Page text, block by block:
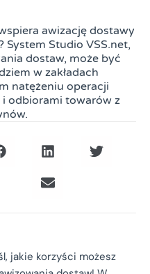
awizację dostawy
System Studio VSS.net,
dostaw, może być
w zakładach
natężeniu operacji
odbiorami towarów z
jakie korzyści możesz